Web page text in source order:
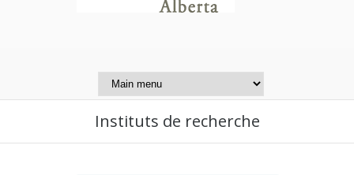
Instituts de recherche